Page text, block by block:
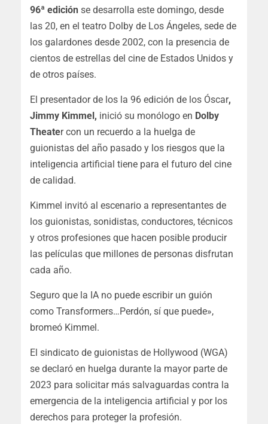
96ª edición se desarrolla este domingo, desde
las 20, en el teatro Dolby de Los Ángeles, sede de
los galardones desde 2002, con la presencia de
cientos de estrellas del cine de Estados Unidos y
de otros países.
El presentador de los la 96 edición de los Óscar,
Jimmy Kimmel, inició su monólogo en Dolby
Theater con un recuerdo a la huelga de
guionistas del año pasado y los riesgos que la
inteligencia artificial tiene para el futuro del cine
de calidad.
Kimmel invitó al escenario a representantes de
los guionistas, sonidistas, conductores, técnicos
y otros profesiones que hacen posible producir
las películas que millones de personas disfrutan
cada año.
Seguro que la IA no puede escribir un guión
como Transformers…Perdón, sí que puede»,
bromeó Kimmel.
El sindicato de guionistas de Hollywood (WGA)
se declaró en huelga durante la mayor parte de
2023 para solicitar más salvaguardas contra la
emergencia de la inteligencia artificial y por los
derechos para proteger la profesión.